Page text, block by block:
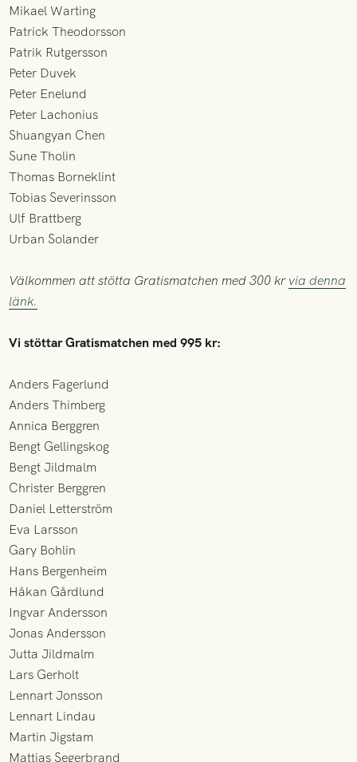
Mikael Warting
Patrick Theodorsson
Patrik Rutgersson
Peter Duvek
Peter Enelund
Peter Lachonius
Shuangyan Chen
Sune Tholin
Thomas Borneklint
Tobias Severinsson
Ulf Brattberg
Urban Solander
Välkommen att stötta Gratismatchen med 300 krvia denna
länk.
Vi stöttar Gratismatchen med 995 kr:
Anders Fagerlund
Anders Thimberg
Annica Berggren
Bengt Gellingskog
Bengt Jildmalm
Christer Berggren
Daniel Letterström
Eva Larsson
Gary Bohlin
Hans Bergenheim
Håkan Gårdlund
Ingvar Andersson
Jonas Andersson
Jutta Jildmalm
Lars Gerholt
Lennart Jonsson
Lennart Lindau
Martin Jigstam
Mattias Segerbrand